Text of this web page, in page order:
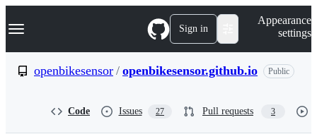
k
p
Navigation Menu Sign in
Appearance
settings
openbikesensor / openbikesensor.github.io Public
Code Issues 27 Pull requests 3